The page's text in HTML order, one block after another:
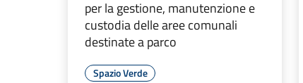
per la gestione, manutenzione e
custodia delle aree comunali
destinate a parco
Spazio Verde